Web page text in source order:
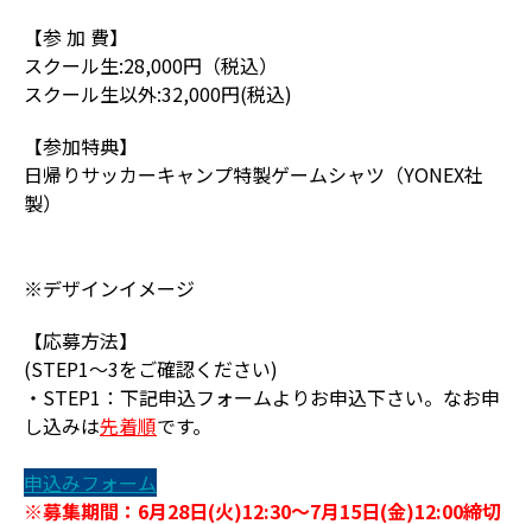
【参 加 費】
スクール生:28,000円（税込）
スクール生以外:32,000円(税込)
【参加特典】
日帰りサッカーキャンプ特製ゲームシャツ（YONEX社
製）
※デザインイメージ
【応募方法】
(STEP1～3をご確認ください)
・STEP1：下記申込フォームよりお申込下さい。なお申
し込みは先着順です。
申込みフォーム
※募集期間：6月28日(火)12:30～7月15日(金)12:00締切